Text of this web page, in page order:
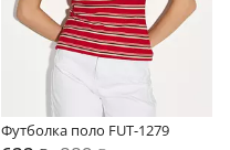
Футболка поло FUT-1279